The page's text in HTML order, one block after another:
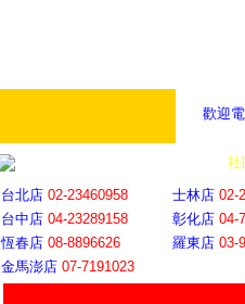
歡迎
社
台北店 02-23460958 士林店 02-
台中店 04-23289158 彰化店 04-
恆春店 08-8896626 羅東店 03-
金馬澎店 07-7191023